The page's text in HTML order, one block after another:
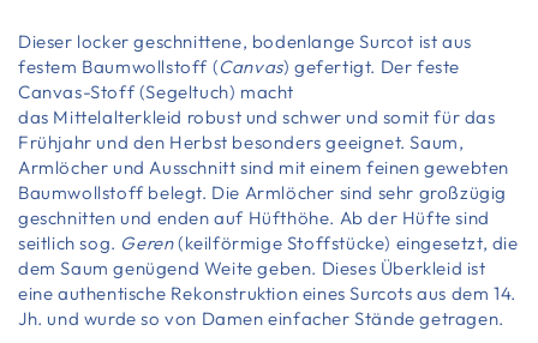
Dieser locker geschnittene, bodenlange Surcot ist aus
festem Baumwollstoff (Canvas) gefertigt. Der feste
Canvas-Stoff (Segeltuch) macht
das Mittelalterkleid robust und schwer und somit für das
Frühjahr und den Herbst besonders geeignet. Saum,
Armlöcher und Ausschnitt sind mit einem feinen gewebten
Baumwollstoff belegt. Die Armlöcher sind sehr großzügig
geschnitten und enden auf Hüfthöhe. Ab der Hüfte sind
seitlich sog. Geren(keilförmige Stoffstücke) eingesetzt, die
dem Saum genügend Weite geben. Dieses Überkleid ist
eine authentische Rekonstruktion eines Surcots aus dem 14.
Jh. und wurde so von Damen einfacher Stände getragen.